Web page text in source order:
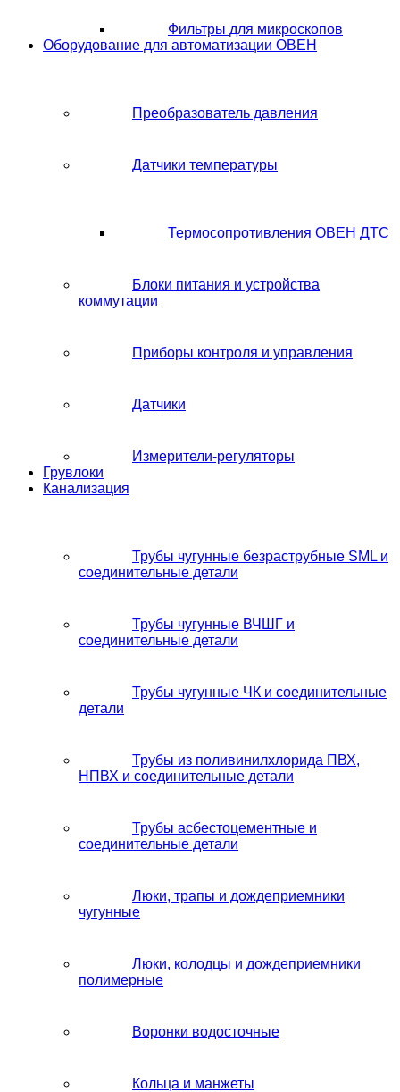
Фильтры для микроскопов
Оборудование для автоматизации ОВЕН
Преобразователь давления
Датчики температуры
Термосопротивления ОВЕН ДТС
Блоки питания и устройства
коммутации
Приборы контроля и управления
Датчики
Измерители-регуляторы
Грувлоки
Канализация
Трубы чугунные безраструбные SML и
соединительные детали
Трубы чугунные ВЧШГ и
соединительные детали
Трубы чугунные ЧК и соединительные
детали
Трубы из поливинилхлорида ПВХ,
НПВХ и соединительные детали
Трубы асбестоцементные и
соединительные детали
Люки, трапы и дождеприемники
чугунные
Люки, колодцы и дождеприемники
полимерные
Воронки водосточные
Кольца и манжеты